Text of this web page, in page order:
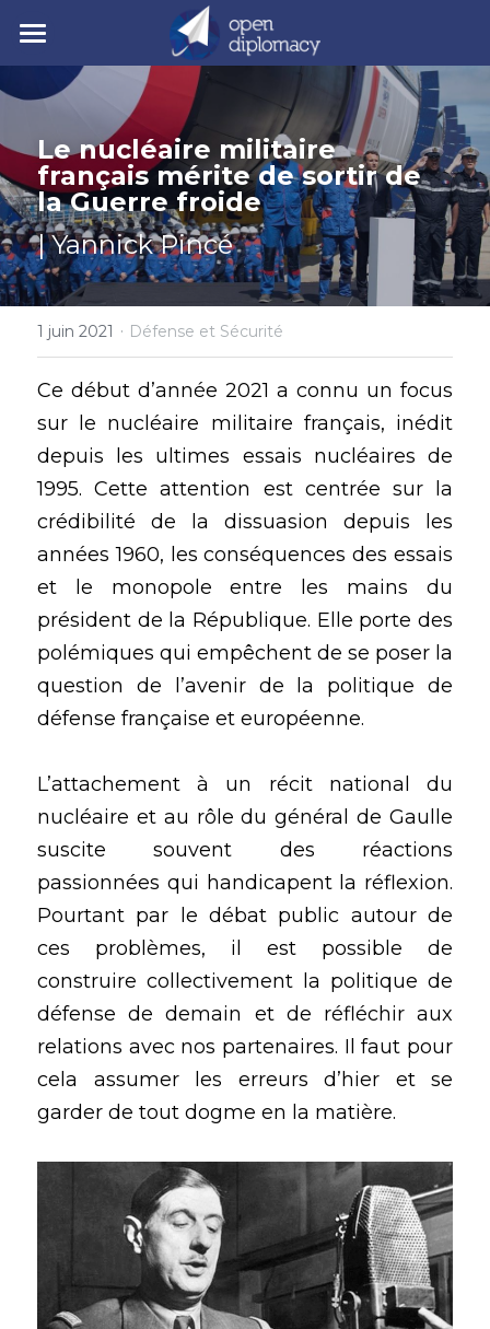
| Accueil
| Nos activités
• Nos jeunes leaders
• Nos événements
• Nos publications
• Y7 2026
| Nos actualités
| Polycrise
Comprendre la polycrise
• Crise géopolitique
• Crise écologique
• Crise économique
• Crise politique
| À propos
• Notre mission
• Notre gouvernance
• Nos experts
• Nos partenaires
Rechercher
Y7 2026
Le nucléaire militaire
français mérite de sortir de
la Guerre froide
| Yannick Pincé
1 juin 2021 · Défense et Sécurité
Ce début d’année 2021 a connu un focus
sur le nucléaire militaire français, inédit
depuis les ultimes essais nucléaires de
1995. Cette attention est centrée sur la
crédibilité de la dissuasion depuis les
années 1960, les conséquences des essais
et le monopole entre les mains du
président de la République. Elle porte des
polémiques qui empêchent de se poser la
question de l’avenir de la politique de
défense française et européenne.
L’attachement à un récit national du
nucléaire et au rôle du général de Gaulle
suscite souvent des réactions
passionnées qui handicapent la réflexion.
Pourtant par le débat public autour de
ces problèmes, il est possible de
construire collectivement la politique de
défense de demain et de réfléchir aux
relations avec nos partenaires. Il faut pour
cela assumer les erreurs d’hier et se
garder de tout dogme en la matière.